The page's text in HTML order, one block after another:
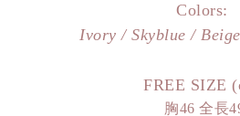
Colors:
Ivory / Skyblue /
FREE SIZE
胸46 全長